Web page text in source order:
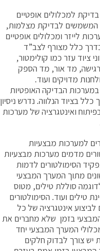
למכלולים אופטיים
המשמשים לבדיקת מצלמות,
לייזר ומכלולים אופטיים
כלל מצורף לצב”ד
ציוד עזר כמו קולימטור,
מד אור, מד הספק
מדויקים ועוד.
הבדיקה האופטיות
כלל בציוד הנלווה. נדרש ניסיון
ואינטגרציה של מערכות
למערכות מבצעיות
מדמים מערכות מבצעיות
הסימולטורים לדמות
מתוך המערך המבצעי
סוללת טילים, מטוס
טילים ועוד. הסימולטורים
אינטגרציה של כל
בזמן שלא מחברים את
המערך המבצעי יחד
יש צורך לבדוק חלקים